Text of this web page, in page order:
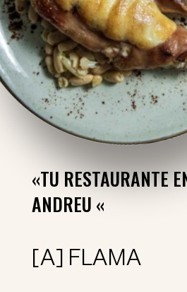
«TU RESTAURANTE
ANDREU «
[A] FLAMA